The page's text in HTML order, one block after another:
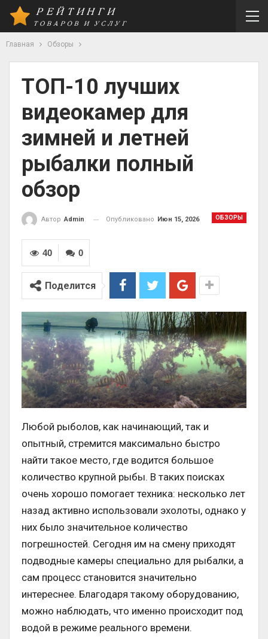
Главная Обзоры
ТОП-10 лучших
видеокамер для
зимней и летней
рыбалки полный
обзор
ОБЗОРЫ
Автор Admin Опубликовано Июн 15, 2026
0
40
Поделится
Любой рыболов, как начинающий, так и
опытный, стремится максимально быстро
найти такое место, где водится большое
количество крупной рыбы. В таких поисках
очень хорошо помогает техника: несколько лет
назад активно использовали эхолоты, однако у
них было значительное количество
погрешностей. Сегодня им на смену приходят
подводные камеры специально для рыбалки, а
сам процесс становится значительно
интереснее. Благодаря такому оборудованию,
можно наблюдать, что именно происходит под
водой в режиме реального времени.